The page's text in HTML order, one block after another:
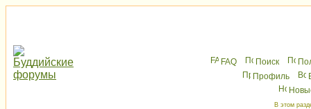
FAQ Поиск
Профиль
В этом